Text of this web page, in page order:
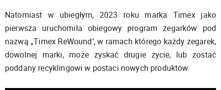
Natomiast w ubiegłym, 2023 roku marka Timex jako
pierwsza uruchomiła obiegowy program zegarków pod
nazwą „Timex ReWound’, w ramach którego każdy zegarek,
dowolnej marki, może zyskać drugie życie, lub zostać
poddany recyklingowi w postaci nowych produktów.